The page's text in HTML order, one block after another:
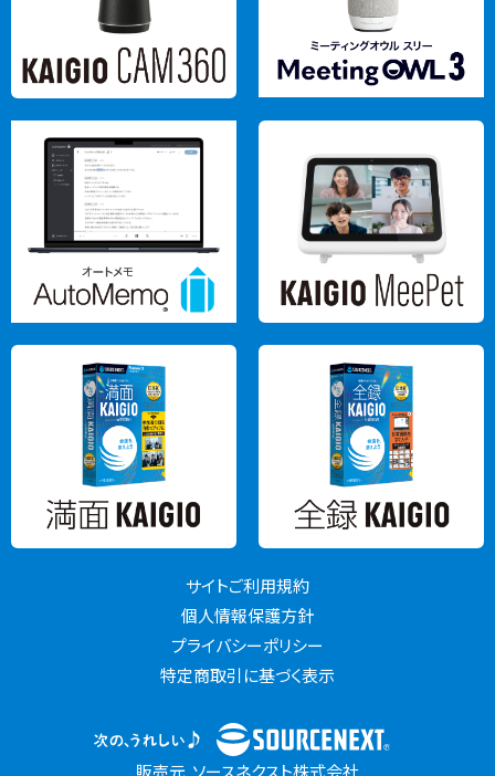
サイトご利用規約
個人情報保護方針
プライバシーポリシー
特定商取引に基づく表示
販売元 ソースネクスト株式会社